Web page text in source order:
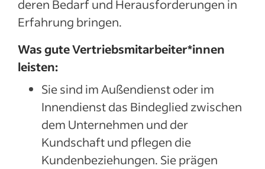
deren Bedarf und Herausforderungen in
Erfahrung bringen.
Was gute Vertriebsmitarbeiter*innen
leisten:
Sie sind im Außendienst oder im
Innendienst das Bindeglied zwischen
dem Unternehmen und der
Kundschaft und pflegen die
Kundenbeziehungen. Sie prägen